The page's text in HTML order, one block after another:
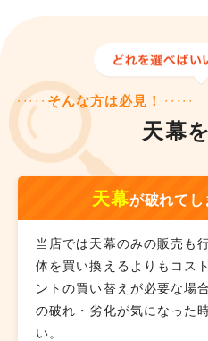
そんな方は必見！
天幕
天幕が破れてし
当店では天幕のみの販売も
体を買い換えるよりもコス
ントの買い替えが必要な場
の破れ・劣化が気になった
い。